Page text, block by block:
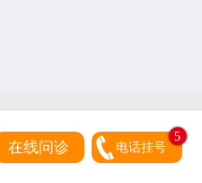
在线问诊 电话挂号
5